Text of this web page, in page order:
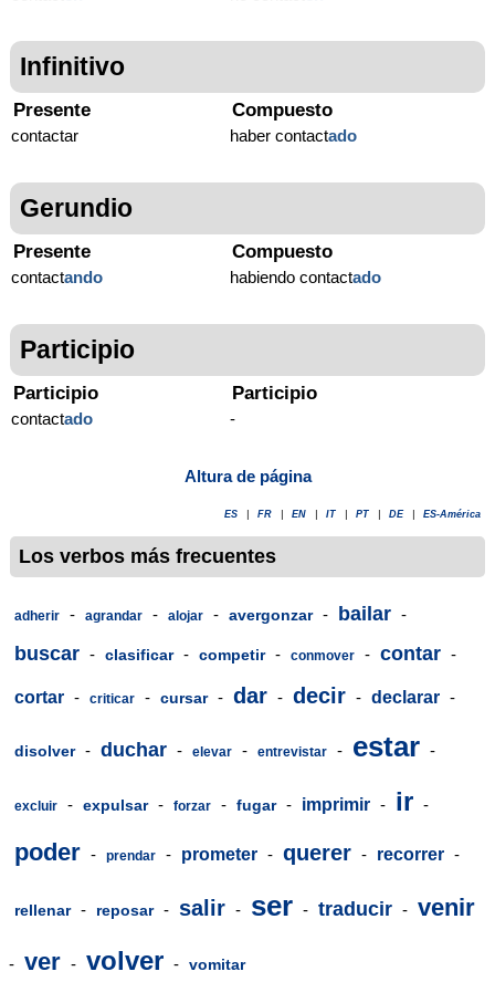
Infinitivo
Presente
contactar
Compuesto
haber contactado
Gerundio
Presente
contactando
Compuesto
habiendo contactado
Participio
Participio
contactado
Participio
-
Altura de página
ES FR EN IT PT DE ES-América
Los verbos más frecuentes
adherir - agrandar - alojar - avergonzar - bailar -
buscar - clasificar - competir - conmover - contar -
cortar - criticar - cursar - dar - decir - declarar -
disolver - duchar - elevar - entrevistar - estar -
excluir - expulsar - forzar - fugar - imprimir - ir -
poder - prendar - prometer - querer - recorrer -
rellenar - reposar - salir - ser - traducir - venir
- ver - volver - vomitar